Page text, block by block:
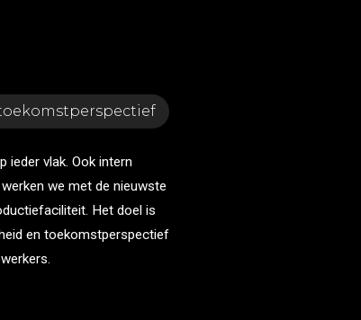
ieder vlak. Ook intern
we met de nieuwste
Het doel is
en toekomstperspectief